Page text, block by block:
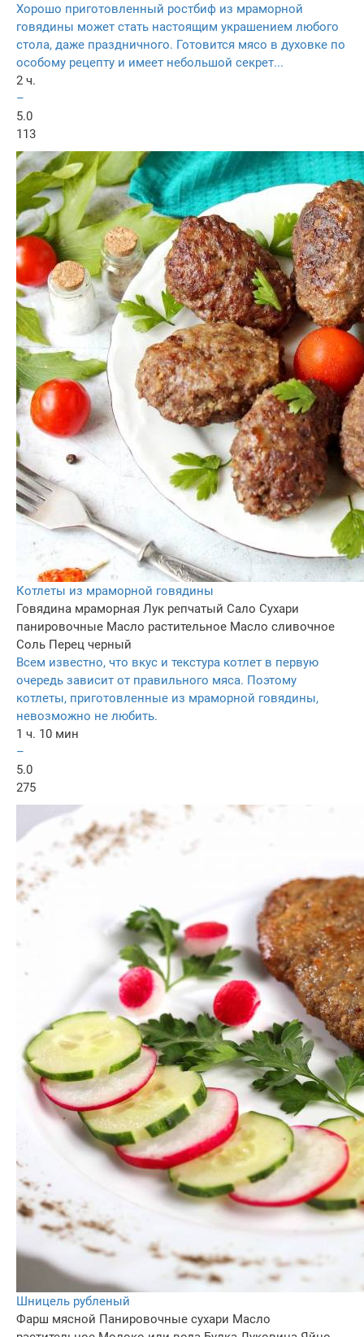
Хорошо приготовленный ростбиф из мраморной
говядины может стать настоящим украшением любого
стола, даже праздничного. Готовится мясо в духовке по
особому рецепту и имеет небольшой секрет...
2 ч.
–
5.0
113
Котлеты из мраморной говядины
Говядина мраморная Лук репчатый Сало Сухари
панировочные Масло растительное Масло сливочнoe
Соль Перец черный
Всем известно, что вкус и текстура котлет в первую
очередь зависит от правильного мяса. Поэтому
котлеты, приготовленные из мраморной говядины,
невозможно не любить.
1 ч. 10 мин
–
5.0
275
Шницель рубленый
Фарш мясной Панировочные сухари Масло